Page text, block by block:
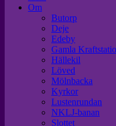
Om
Butorp
Deje
Edeby
Gamla
Hällekil
Löved
Mölnbacka
Kyrkor
Lustenrundan
NKLJ-banan
Slottet